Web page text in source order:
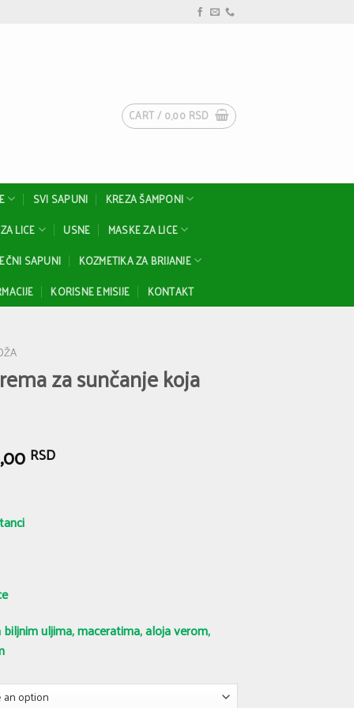
CART / 0,00 RSD
SVI SAPUNI
KREZA ŠAMPONI
LICE USNE
MASKE ZA LICE
SAPUNI
KOZMETIKA ZA BRIJANJE
KORISNE EMISIJE KONTAKT
za sunčanje koja
RSD
uljima, maceratima, aloja verom,